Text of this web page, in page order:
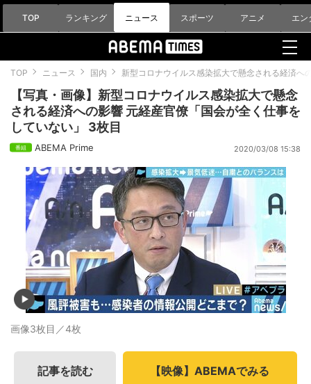
TOP ランキング ニュース スポーツ アニメ エン
TOP ニュース 国内 新型コロナウイルス感染拡大で懸念される経済へ
【写真・画像】新型コロナウイルス感染拡大で懸念
される経済への影響 元経産官僚「国会が全く仕事を
していない」 3枚目
ABEMA Prime 2020/03/08 15:38
画像3枚目／4枚
記事を読む 【映像】ABEMAでみる